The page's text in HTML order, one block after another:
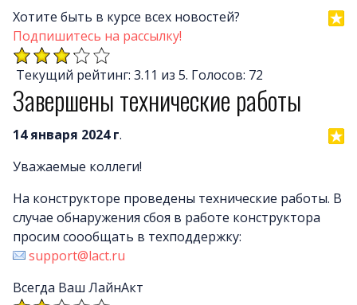
Почему LineAct
О
Хотите быть в курсе всех новостей?
Подпишитесь на рассылку!
Текущий рейтинг: 3.11 из 5. Голосов: 72
Завершены технические работы
14 января 2024 г.
Уважаемые коллеги!
На конструкторе проведены технические работы. В
случае обнаружения сбоя в работе конструктора
просим соообщать в техподдержку:
support@lact.ru
Всегда Ваш ЛайнАкт